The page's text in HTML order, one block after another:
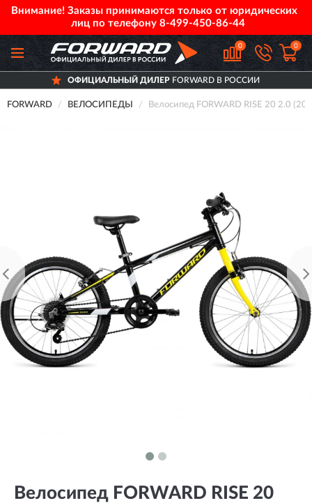
Внимание! Заказы принимаются только от юридических
лиц по телефону 8-499-450-86-44
0 0
ОФИЦИАЛЬНЫЙ ДИЛЕРFORWARD В РОССИИ
FORWARD ВЕЛОСИПЕДЫ Велосипед FORWARD RISE 20 2.0
Велосипед FORWARD RISE 20